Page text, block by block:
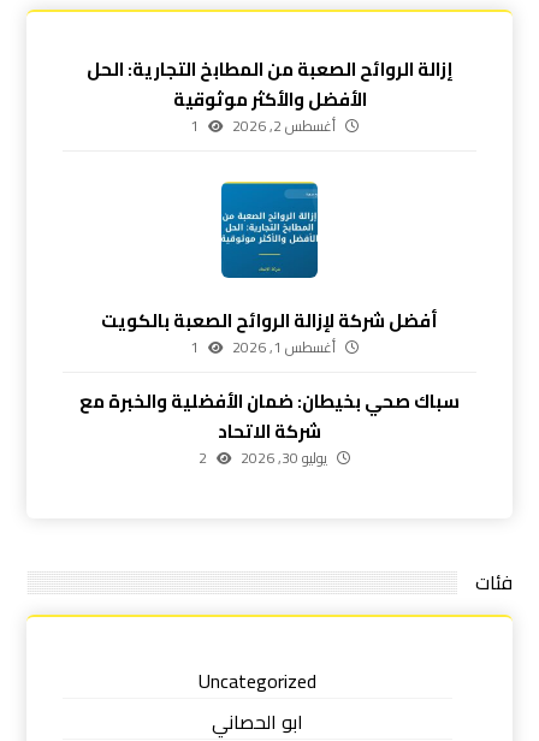
إزالة الروائح الصعبة من المطابخ التجارية: الحل
الأفضل والأكثر موثوقية
أغسطس 2, 2026 1
أفضل شركة لإزالة الروائح الصعبة بالكويت
أغسطس 1, 2026 1
سباك صحي بخيطان: ضمان الأفضلية والخبرة مع
شركة الاتحاد
يوليو 30, 2026 2
فئات
Uncategorized
ابو الحصاني